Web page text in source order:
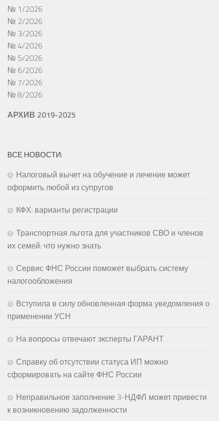
№ 1/2026
№ 2/2026
№ 3/2026
№ 4/2026
№ 5/2026
№ 6/2026
№ 7/2026
№ 8/2026
АРХИВ 2019-2025
ВСЕ НОВОСТИ:
Налоговый вычет на обучение и лечение может
оформить любой из супругов
КФХ: варианты регистрации
Транспортная льгота для участников СВО и членов
их семей: что нужно знать
Сервис ФНС России поможет выбрать систему
налогообложения
Вступила в силу обновленная форма уведомления о
применении УСН
На вопросы отвечают эксперты ГАРАНТ
Справку об отсутствии статуса ИП можно
сформировать на сайте ФНС России
Неправильное заполнение 3-НДФЛ может привести
к возникновению задолженности